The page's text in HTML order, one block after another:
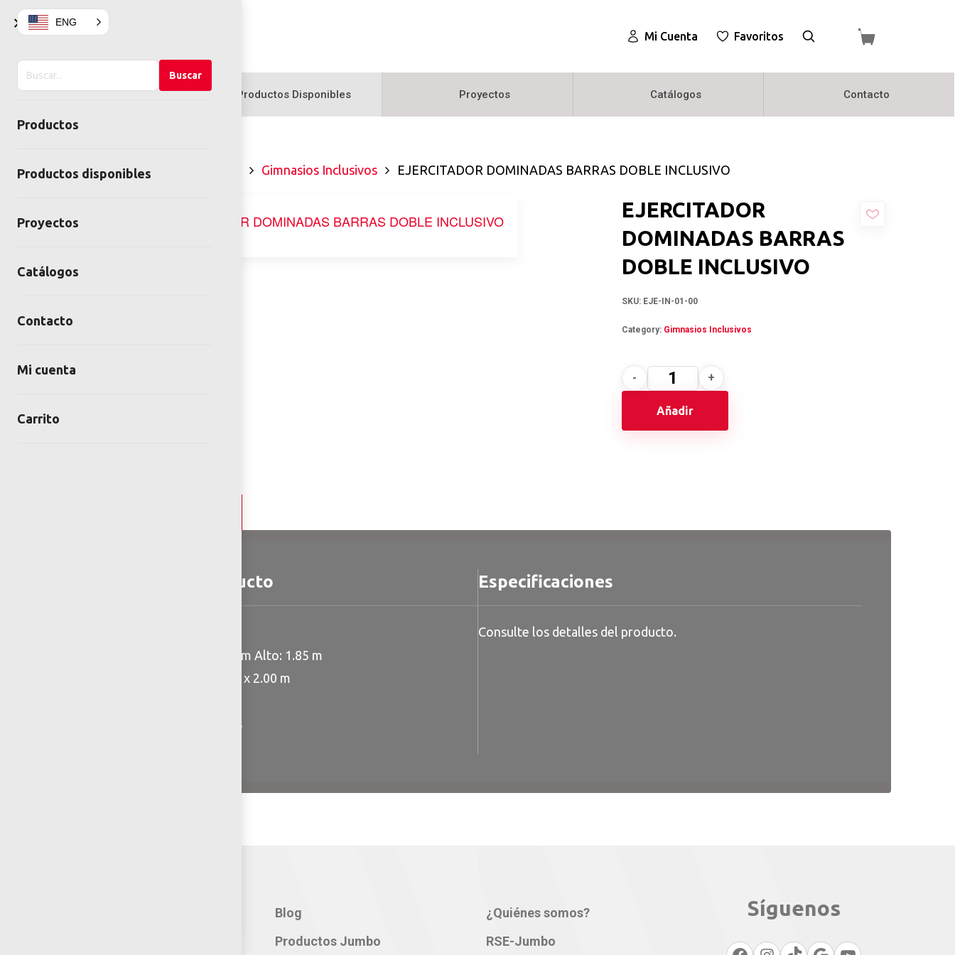
Mi Cuenta Favoritos
Productos Productos Disponibles Proyectos Catálogos Contacto
Home Gimnasios al aire libre Gimnasios Inclusivos EJERCITADOR DOMINADAS BARRAS DOBLE INCLUSIVO
EJERCITADOR
DOMINADAS BARRAS
DOBLE INCLUSIVO
SKU: EJE-IN-01-00
Category: Gimnasios Inclusivos
Añadir
Detalles del producto
Largo: 1.80 m Ancho: 1.00 m Alto: 1.85 m
Área de seguridad:: 2.80 m x 2.00 m
*No incluye silla de ruedas
Especificaciones
Consulte los detalles del producto.
Blog
Productos Jumbo
¿Quiénes somos?
RSE-Jumbo
Síguenos
×
Buscar
en
Buscar
Productos
Productos disponibles
Proyectos
Catálogos
Contacto
Mi cuenta
Carrito
ENG